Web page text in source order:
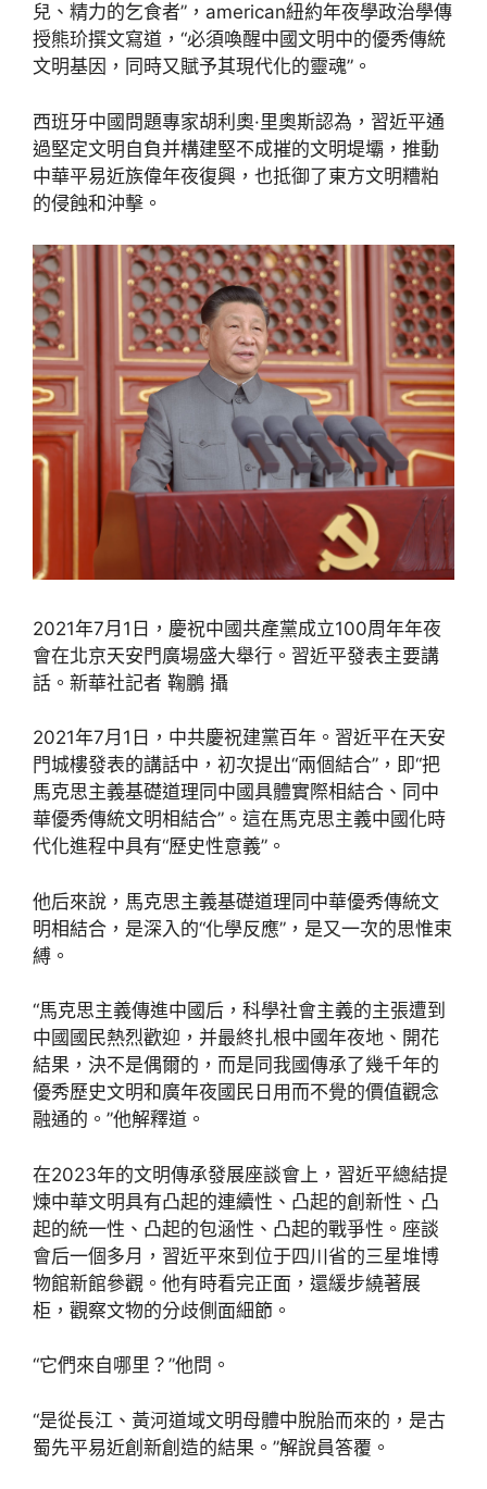
兒、精力的乞食者”，american紐約年夜學政治學傳
授熊玠撰文寫道，“必須喚醒中國文明中的優秀傳統
文明基因，同時又賦予其現代化的靈魂”。
西班牙中國問題專家胡利奧·里奧斯認為，習近平通
過堅定文明自負并構建堅不成摧的文明堤壩，推動
中華平易近族偉年夜復興，也抵御了東方文明糟粕
的侵蝕和沖擊。
2021年7月1日，慶祝中國共產黨成立100周年年夜
會在北京天安門廣場盛大舉行。習近平發表主要講
話。新華社記者 鞠鵬 攝
2021年7月1日，中共慶祝建黨百年。習近平在天安
門城樓發表的講話中，初次提出“兩個結合”，即“把
馬克思主義基礎道理同中國具體實際相結合、同中
華優秀傳統文明相結合”。這在馬克思主義中國化時
代化進程中具有“歷史性意義”。
他后來說，馬克思主義基礎道理同中華優秀傳統文
明相結合，是深入的“化學反應”，是又一次的思惟束
縛。
“馬克思主義傳進中國后，科學社會主義的主張遭到
中國國民熱烈歡迎，并最終扎根中國年夜地、開花
結果，決不是偶爾的，而是同我國傳承了幾千年的
優秀歷史文明和廣年夜國民日用而不覺的價值觀念
融通的。”他解釋道。
在2023年的文明傳承發展座談會上，習近平總結提
煉中華文明具有凸起的連續性、凸起的創新性、凸
起的統一性、凸起的包涵性、凸起的戰爭性。座談
會后一個多月，習近平來到位于四川省的三星堆博
物館新館參觀。他有時看完正面，還緩步繞著展
柜，觀察文物的分歧側面細節。
“它們來自哪里？”他問。
“是從長江、黃河道域文明母體中脫胎而來的，是古
蜀先平易近創新創造的結果。”解說員答覆。